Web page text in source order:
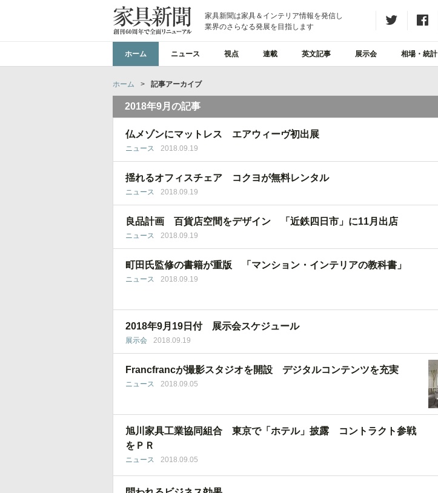
家具新聞は家具＆インテリア情報を発信し
業界のさらなる発展を目指します
ホーム ニュース 視点 連載 英文記事 展示会 相場・統計
ホーム > 記事アーカイブ
2018年9月の記事
仏メゾンにマットレス エアウィーヴ初出展
ニュース 2018.09.19
揺れるオフィスチェア コクヨが無料レンタル
ニュース 2018.09.19
良品計画 百貨店空間をデザイン 「近鉄四日市」に11月出店
ニュース 2018.09.19
町田氏監修の書籍が重版 「マンション・インテリアの教科書」
ニュース 2018.09.19
2018年9月19日付 展示会スケジュール
展示会 2018.09.19
Francfrancが撮影スタジオを開設 デジタルコンテンツを充実
ニュース 2018.09.05
旭川家具工業協同組合 東京で「ホテル」披露 コントラクト参戦
をＰＲ
ニュース 2018.09.05